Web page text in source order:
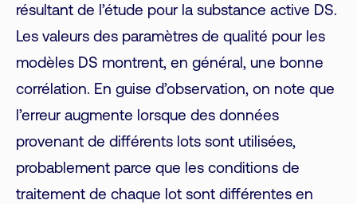
résultant de l’étude pour la substance active DS.
Les valeurs des paramètres de qualité pour les
modèles DS montrent, en général, une bonne
corrélation. En guise d’observation, on note que
l’erreur augmente lorsque des données
provenant de différents lots sont utilisées,
probablement parce que les conditions de
traitement de chaque lot sont différentes en